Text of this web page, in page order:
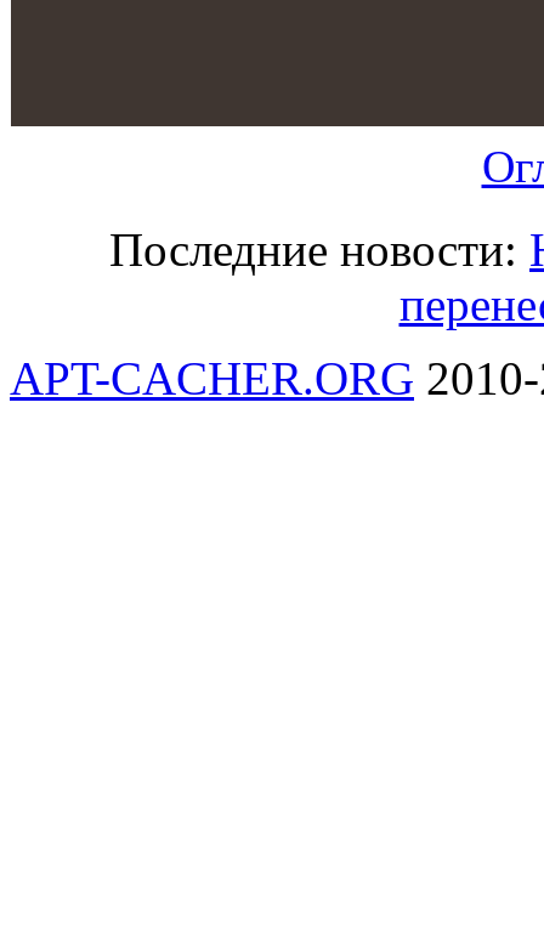
Последние новости:
APT-CACHER.ORG